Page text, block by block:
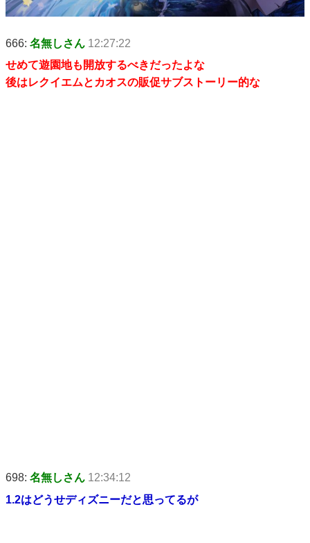
666: 名無しさん 12:27:22
せめて遊園地も開放するべきだったよな
後はレクイエムとカオスの販促サブストーリー的な
698: 名無しさん 12:34:12
1.2はどうせディズニーだと思ってるが